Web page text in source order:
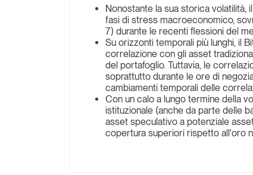
Nonostante la sua storica volatilità,
fasi di stress macroeconomico,
7) durante le recenti flessioni del
Su orizzonti temporali più lunghi, il
correlazione con gli asset
del portafoglio. Tuttavia, le
soprattutto durante le ore di
cambiamenti temporali delle
Con un calo a lungo termine della
istituzionale (anche da parte delle
asset speculativo a potenziale
copertura superiori rispetto all'oro